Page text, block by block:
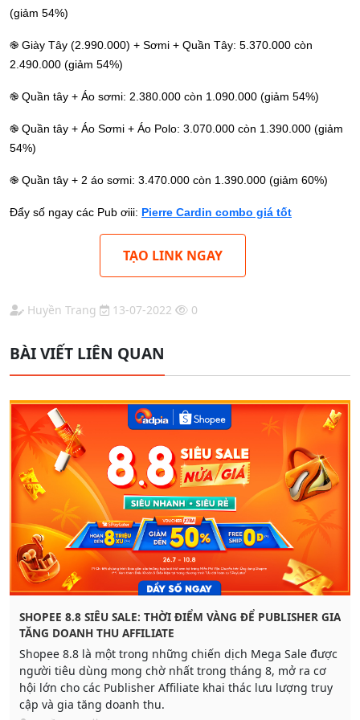
(giảm 54%)
֎ Giày Tây (2.990.000) + Sơmi + Quần Tây: 5.370.000 còn
2.490.000 (giảm 54%)
֎ Quần tây + Áo sơmi: 2.380.000 còn 1.090.000 (giảm 54%)
֎ Quần tây + Áo Sơmi + Áo Polo: 3.070.000 còn 1.390.000 (giảm
54%)
֎ Quần tây + 2 áo sơmi: 3.470.000 còn 1.390.000 (giảm 60%)
Đẩy số ngay các Pub ơiii: Pierre Cardin combo giá tốt
TẠO LINK NGAY
Huyền Trang 13-07-2022 0
BÀI VIẾT LIÊN QUAN
SHOPEE 8.8 SIÊU SALE: THỜI ĐIỂM VÀNG ĐỂ PUBLISHER GIA
TĂNG DOANH THU AFFILIATE
Shopee 8.8 là một trong những chiến dịch Mega Sale được
người tiêu dùng mong chờ nhất trong tháng 8, mở ra cơ
hội lớn cho các Publisher Affiliate khai thác lưu lượng truy
cập và gia tăng doanh thu.